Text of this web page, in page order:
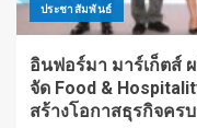
ประชาสัมพันธ์
อินฟอร์มา มาร์เก็ตส์
จัด Food &
สร้างโอกาสธุรกิจคร